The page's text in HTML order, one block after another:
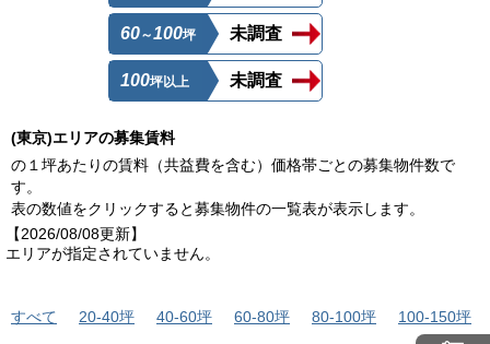
60～100坪 未調査
100坪以上 未調査
(東京)エリアの募集賃料
の１坪あたりの賃料（共益費を含む）価格帯ごとの募集物件数で
す。
表の数値をクリックすると募集物件の一覧表が表示します。
【2026/08/08更新】
エリアが指定されていません。
すべて 20-40坪 40-60坪 60-80坪 80-100坪 100-150坪